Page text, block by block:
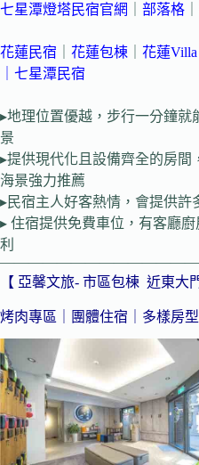
七星潭燈塔民宿官網 部落格
花蓮民宿 花蓮包棟 花蓮Villa
七星潭民宿
▸地理位置優越，步行一分鐘
景
▸提供現代化且設備齊全的房間
海景強力推薦
▸民宿主人好客熱情，會提供許
▸ 住宿提供免費車位，有客廳
利
【 亞馨文旅- 市區包棟 近東大
烤肉專區｜團體住宿｜多樣房